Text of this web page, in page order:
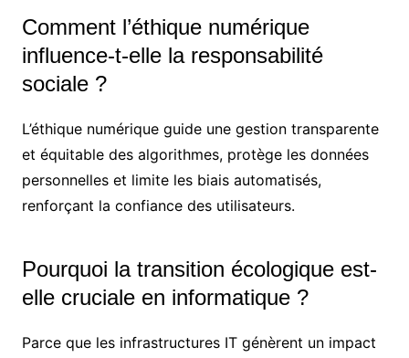
Comment l’éthique numérique
influence-t-elle la responsabilité
sociale ?
L’éthique numérique guide une gestion transparente
et équitable des algorithmes, protège les données
personnelles et limite les biais automatisés,
renforçant la confiance des utilisateurs.
Pourquoi la transition écologique est-
elle cruciale en informatique ?
Parce que les infrastructures IT génèrent un impact